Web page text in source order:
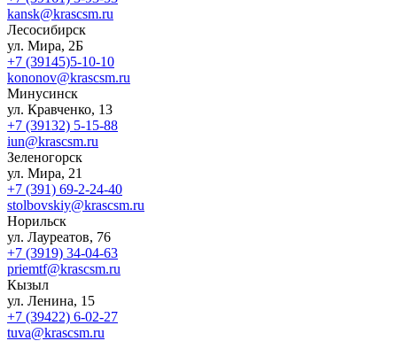
kansk@krascsm.ru
Лесосибирск
ул. Мира, 2Б
+7 (39145)5-10-10
kononov@krascsm.ru
Минусинск
ул. Кравченко, 13
+7 (39132) 5-15-88
iun@krascsm.ru
Зеленогорск
ул. Мира, 21
+7 (391) 69-2-24-40
stolbovskiy@krascsm.ru
Норильск
ул. Лауреатов, 76
+7 (3919) 34-04-63
priemtf@krascsm.ru
Кызыл
ул. Ленина, 15
+7 (39422) 6-02-27
tuva@krascsm.ru